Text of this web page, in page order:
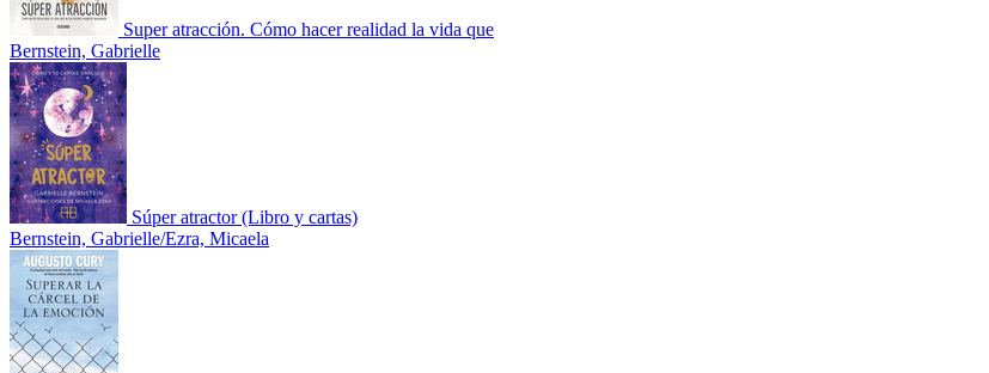
Super atracción. Cómo hacer realidad la vida que
Bernstein, Gabrielle
Súper atractor (Libro y cartas)
Bernstein, Gabrielle/Ezra, Micaela